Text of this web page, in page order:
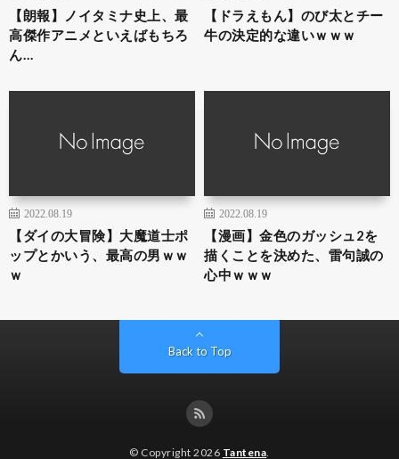
【朗報】ノイタミナ史上、最
高傑作アニメといえばもちろ
ん…
【ドラえもん】のび太とチー
牛の決定的な違いｗｗｗ
2022.08.19
【ダイの大冒険】大魔道士ポ
ップとかいう、最高の男ｗｗ
ｗ
2022.08.19
【漫画】金色のガッシュ2を
描くことを決めた、雷句誠の
心中ｗｗｗ
Back to Top
© Copyright 2026 Tantena